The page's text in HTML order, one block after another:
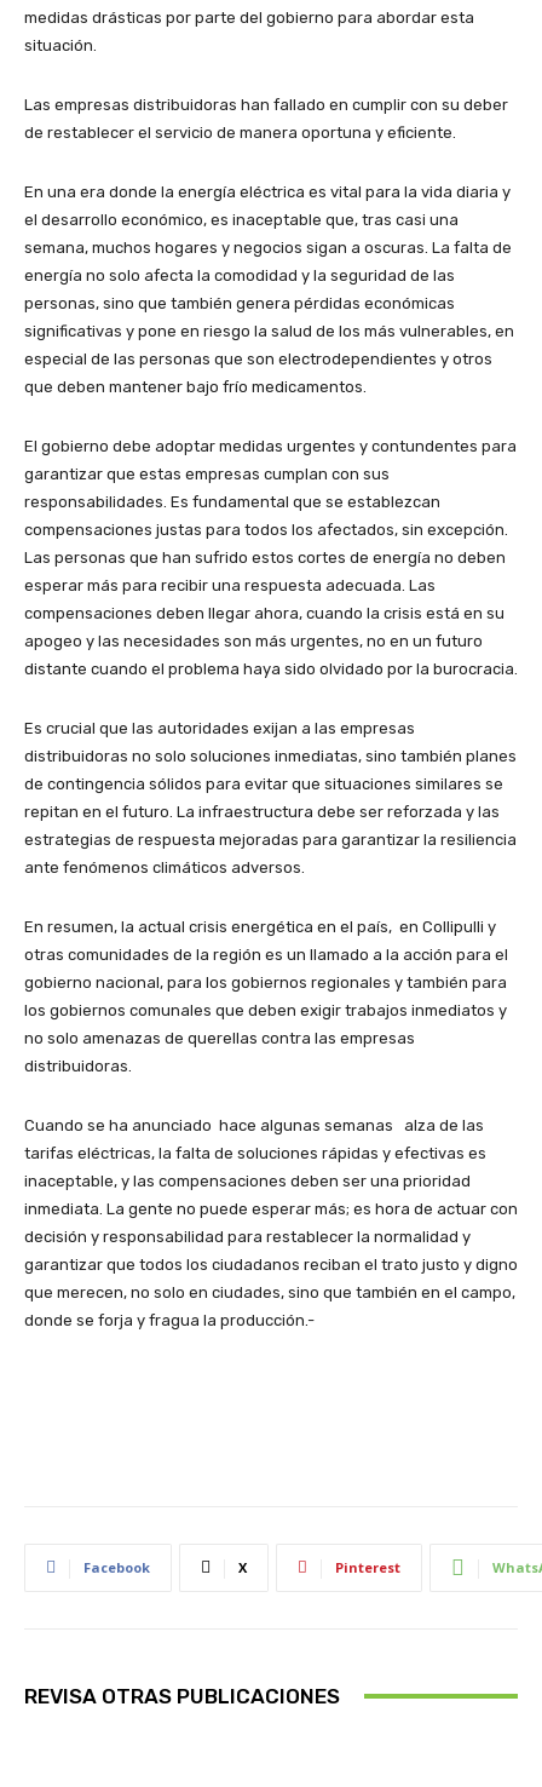
medidas drásticas por parte del gobierno para abordar esta
situación.
Las empresas distribuidoras han fallado en cumplir con su deber
de restablecer el servicio de manera oportuna y eficiente.
En una era donde la energía eléctrica es vital para la vida diaria y
el desarrollo económico, es inaceptable que, tras casi una
semana, muchos hogares y negocios sigan a oscuras. La falta de
energía no solo afecta la comodidad y la seguridad de las
personas, sino que también genera pérdidas económicas
significativas y pone en riesgo la salud de los más vulnerables, en
especial de las personas que son electrodependientes y otros
que deben mantener bajo frío medicamentos.
El gobierno debe adoptar medidas urgentes y contundentes para
garantizar que estas empresas cumplan con sus
responsabilidades. Es fundamental que se establezcan
compensaciones justas para todos los afectados, sin excepción.
Las personas que han sufrido estos cortes de energía no deben
esperar más para recibir una respuesta adecuada. Las
compensaciones deben llegar ahora, cuando la crisis está en su
apogeo y las necesidades son más urgentes, no en un futuro
distante cuando el problema haya sido olvidado por la burocracia.
Es crucial que las autoridades exijan a las empresas
distribuidoras no solo soluciones inmediatas, sino también planes
de contingencia sólidos para evitar que situaciones similares se
repitan en el futuro. La infraestructura debe ser reforzada y las
estrategias de respuesta mejoradas para garantizar la resiliencia
ante fenómenos climáticos adversos.
En resumen, la actual crisis energética en el país, en Collipulli y
otras comunidades de la región es un llamado a la acción para el
gobierno nacional, para los gobiernos regionales y también para
los gobiernos comunales que deben exigir trabajos inmediatos y
no solo amenazas de querellas contra las empresas
distribuidoras.
Cuando se ha anunciado hace algunas semanas alza de las
tarifas eléctricas, la falta de soluciones rápidas y efectivas es
inaceptable, y las compensaciones deben ser una prioridad
inmediata. La gente no puede esperar más; es hora de actuar con
decisión y responsabilidad para restablecer la normalidad y
garantizar que todos los ciudadanos reciban el trato justo y digno
que merecen, no solo en ciudades, sino que también en el campo,
donde se forja y fragua la producción.-
Facebook X Pinterest
REVISA OTRAS PUBLICACIONES